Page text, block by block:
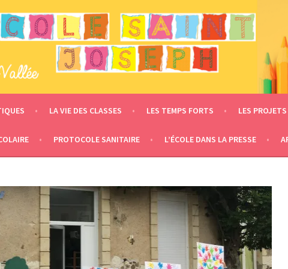
LE MESNIL EN VALLÉE
LA VIE DES CLASSES LES TEMPS FORTS LES
PROTOCOLE SANITAIRE L’ÉCOLE DANS LA PRESSE